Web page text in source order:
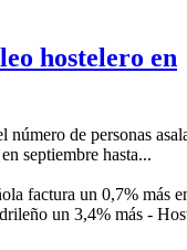
hostelero en
de personas
septiembre hasta...